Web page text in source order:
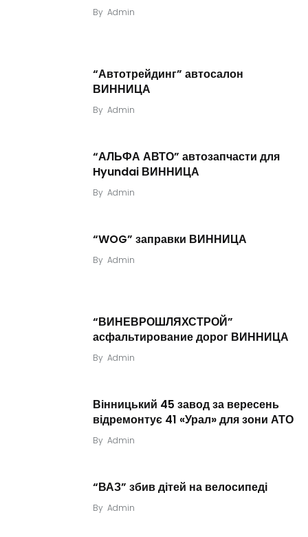
By Admin
“Автотрейдинг” автосалон
ВИННИЦА
By Admin
“АЛЬФА АВТО” автозапчасти для
Hyundai ВИННИЦА
By Admin
“WOG” заправки ВИННИЦА
By Admin
“ВИНЕВРОШЛЯХСТРОЙ”
асфальтирование дорог ВИННИЦА
By Admin
Вінницький 45 завод за вересень
відремонтує 41 «Урал» для зони АТО
By Admin
“ВАЗ” збив дітей на велосипеді
By Admin